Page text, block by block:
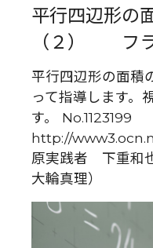
平行四辺形の
（２） フ
平行四辺形の面積
って指導します。
す。 No.1123199
http://
原実践者 下重
大輪真理）